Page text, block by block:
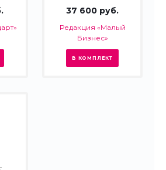
37 600 руб.
Редакция «Малый
Бизнес»
В КОМПЛЕКТ